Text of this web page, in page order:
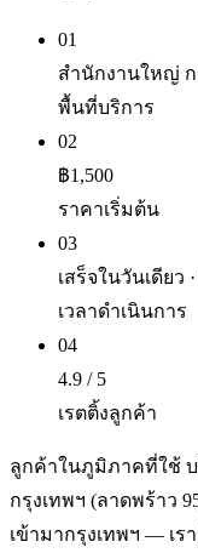
01
สำนักงานใหญ่ ก
พื้นที่บริการ
02
฿1,500
ราคาเริ่มต้น
03
เสร็จในวันเดียว
เวลาดำเนินการ
04
4.9 / 5
เรตติ้งลูกค้า
ลูกค้าในภูมิภาคที่ใช้ บ
กรุงเทพฯ (ลาดพร้าว
เข้ามากรุงเทพฯ — เร